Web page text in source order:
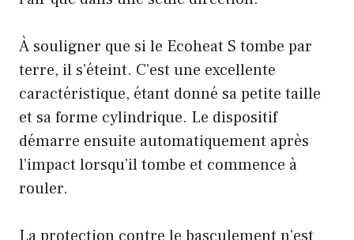
À souligner que si le Ecoheat S tombe par
terre, il s’éteint. C’est une excellente
caractéristique, étant donné sa petite taille
et sa forme cylindrique. Le dispositif
démarre ensuite automatiquement après
l’impact lorsqu’il tombe et commence à
rouler.